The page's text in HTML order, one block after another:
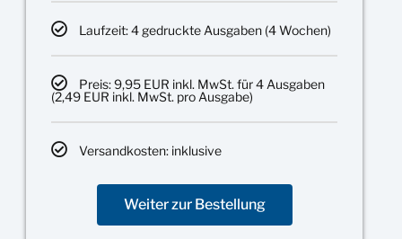
Laufzeit: 4 gedruckte Ausgaben (4 Wochen)
Preis: 9,95 EUR inkl. MwSt. für 4 Ausgaben
(2,49 EUR inkl. MwSt. pro Ausgabe)
Versandkosten: inklusive
Weiter zur Bestellung